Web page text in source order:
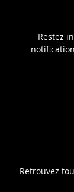
Restez
Retrouvez